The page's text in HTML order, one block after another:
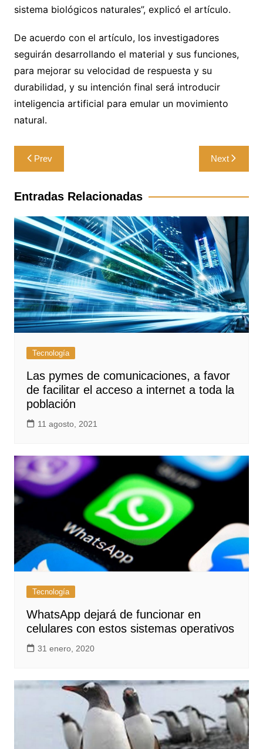
sistema biológicos naturales”, explicó el artículo.
De acuerdo con el artículo, los investigadores
seguirán desarrollando el material y sus funciones,
para mejorar su velocidad de respuesta y su
durabilidad, y su intención final será introducir
inteligencia artificial para emular un movimiento
natural.
Navegación
de
entradas
Prev Next
Entradas Relacionadas
Tecnología
Las pymes de comunicaciones, a favor
de facilitar el acceso a internet a toda la
población
11 agosto, 2021
Tecnología
WhatsApp dejará de funcionar en
celulares con estos sistemas operativos
31 enero, 2020